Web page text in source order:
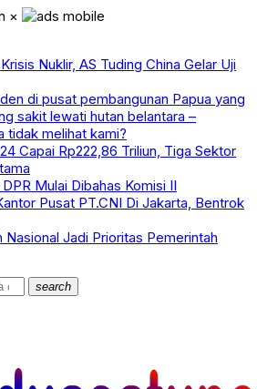
×
Nuklir, AS Tuding China Gelar Uji
di pusat pembangunan Papua yang
sakit lewati hutan belantara –
tidak melihat kami?
Capai Rp222,86 Triliun, Tiga Sektor
Mulai Dibahas Komisi II
Pusat PT.CNI Di Jakarta, Bentrok
Nasional Jadi Prioritas Pemerintah
search